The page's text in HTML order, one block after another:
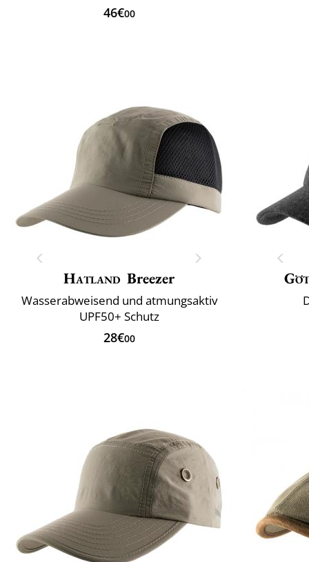
46€00
Hatland Breezer
Wasserabweisend und atmungsaktiv
UPF50+ Schutz
28€00